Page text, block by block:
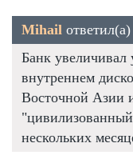
Mihail ответил(а)
Банк
внутреннем
Восточной Азии
нескольких